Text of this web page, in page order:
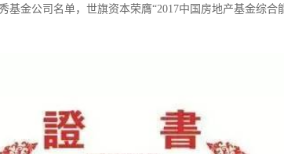
金公司名单，世旗资本荣膺“2017中国房地产基金综合能